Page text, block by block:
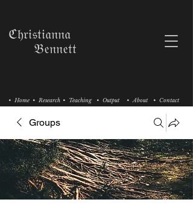
• Research • Teaching
• Home • Output • About • Contact
ℭ𝔥𝔯𝔦𝔰𝔱𝔦𝔞𝔫𝔫𝔞
𝔅𝔢𝔫𝔫𝔢𝔱𝔱
Groups